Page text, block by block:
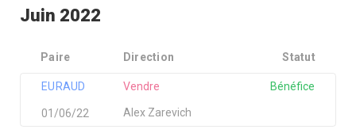
Juin 2022
Paire Direction Statut
EURAUD
Alex Zarevich
Vendre
01/06/22
Bénéfice